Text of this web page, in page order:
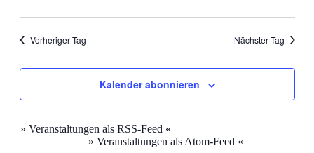
Vorheriger Tag Nächster Tag
Kalender abonnieren
» Veranstaltungen als RSS-Feed «
» Veranstaltungen als Atom-Feed «